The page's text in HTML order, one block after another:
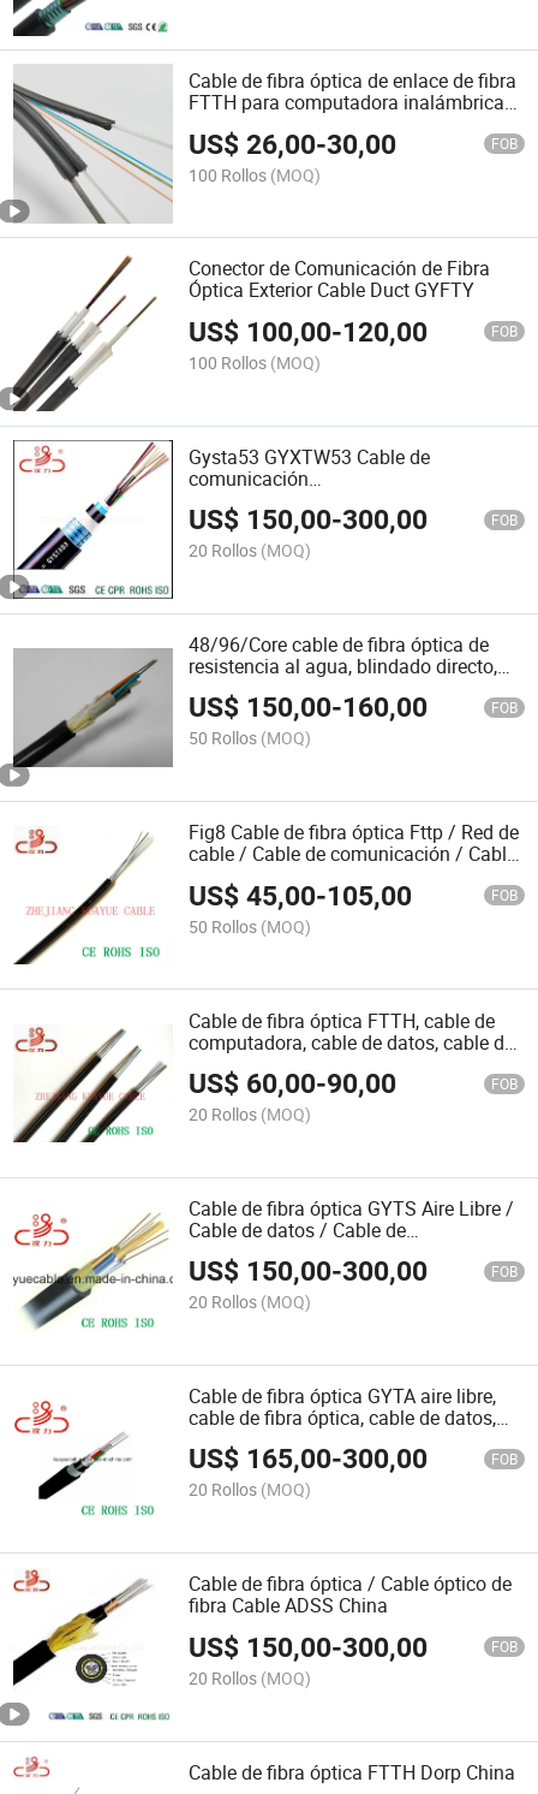
Cable de fibra óptica de enlace de fibra
FTTH para computadora inalámbrica
US$26,00-30,00 FOB
100 Rollos (MOQ)
Conector de Comunicación de Fibra
Óptica Exterior Cable Duct GYFTY
US$ 100,00-120,00 FOB
100 Rollos (MOQ)
Gysta53 GYXTW53 Cable de
comunicación
óptica/Cable/Conector/Cable de fibra
óptica
US$ 150,00-300,00 FOB
20 Rollos (MOQ)
48/96/Core cable de fibra óptica de
resistencia al agua, blindado directo,
para exteriores
US$ 150,00-160,00 FOB
50 Rollos (MOQ)
Fig8 Cable de fibra óptica Fttp / Red de
cable / Cable de comunicación / Cable
US$45,00-105,00 FOB
50 Rollos (MOQ)
Cable de fibra óptica FTTH, cable de
computadora, cable de datos, cable de
comunicación, conector, cable de audio
US$ 60,00-90,00 FOB
20 Rollos (MOQ)
Cable de fibra óptica GYTS Aire Libre /
Cable de datos / Cable de
comunicación / Conector / Cable de
audio
US$ 150,00-300,00 FOB
20 Rollos (MOQ)
Cable de fibra óptica GYTA aire libre,
cable de fibra óptica, cable de datos,
cable de comunicación, cable de audio,
conector
US$ 165,00-300,00 FOB
20 Rollos (MOQ)
Cable de fibra óptica / Cable óptico de
fibra Cable ADSS China
US$ 150,00-300,00 FOB
20 Rollos (MOQ)
Cable de fibra óptica FTTH Dorp China